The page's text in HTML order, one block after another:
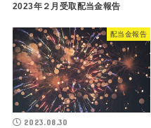
2023年２月受取配当金報告
配当金報告
2023.08.30